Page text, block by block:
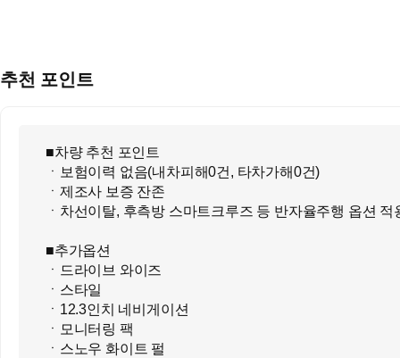
추천 포인트
■차량 추천 포인트
ㆍ보험이력 없음(내차피해0건, 타차가해0건)
ㆍ제조사 보증 잔존
ㆍ차선이탈, 후측방 스마트크루즈 등 반자율주행 옵션 적
■추가옵션
ㆍ드라이브 와이즈
ㆍ스타일
ㆍ12.3인치 네비게이션
ㆍ모니터링 팩
ㆍ스노우 화이트 펄